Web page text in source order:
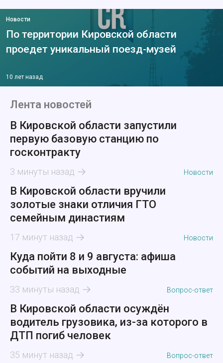
Новости
По территории Кировской области
проедет уникальный поезд-музей
10 лет назад
Лента новостей
В Кировской области запустили
первую базовую станцию по
госконтракту
3 минуты назад Новости
В Кировской области вручили
золотые знаки отличия ГТО
семейным династиям
17 минут назад Новости
Куда пойти 8 и 9 августа: афиша
событий на выходные
33 минуты назад Вопрос-ответ
В Кировской области осуждён
водитель грузовика, из-за которого в
ДТП погиб человек
35 минут назад Вопрос-ответ